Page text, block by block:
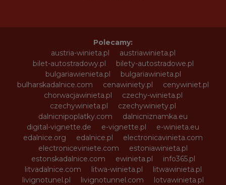
Polecamy:
austria-winieta.pl
austriawinieta.pl
bilet-autostradowy.pl
bilety-autostradowe.pl
bulgariawienieta.pl
bulgariawinieta.pl
bulharskadalnice.com
cenawiniety.pl
cenywiniet.pl
chorwacjawinieta.pl
czechy-winieta.pl
czechywinieta.pl
czechywiniety.pl
dalnicnipoplatky.com
dalnicniznamka.eu
digital-vignette.de
e-vignette.pl
e-winieta.eu
edalnice.org
edalnice.pl
electronicavinieta.com
electroniceviniete.com
estoniawinieta.pl
estonskadalnice.com
ewinieta.pl
info365.pl
litvadalnice.com
litwa-winieta.pl
litwawinieta.pl
livignotunel.pl
livignotunnel.com
lotvawinieta.pl